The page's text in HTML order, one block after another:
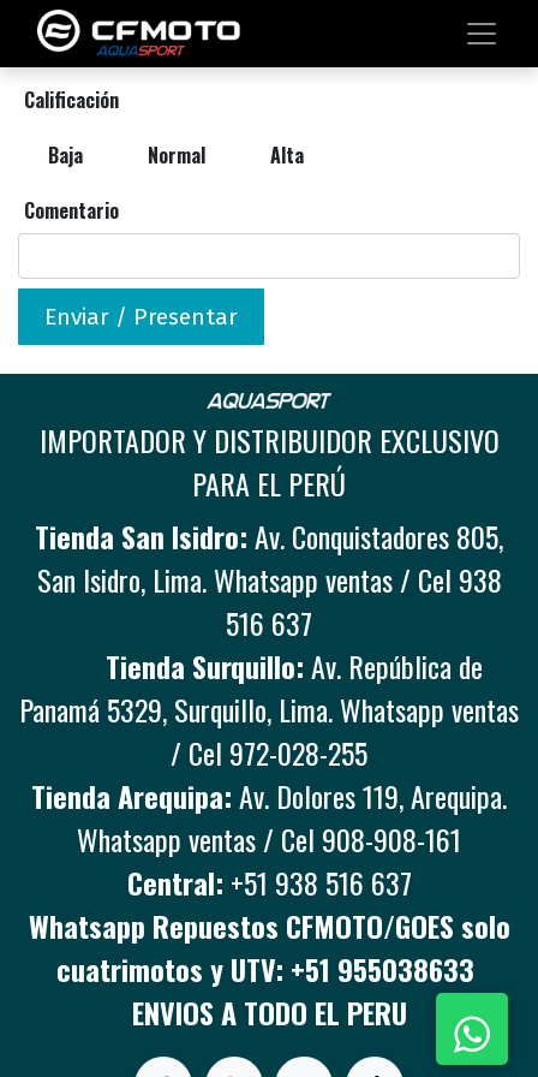
Calificación
Baja
Normal
Alta
Comentario
Enviar / Presentar
IMPORTADOR Y DISTRIBUIDOR EXCLUSIVO
PARA EL PERÚ
Tienda San Isidro:Av. Conquistadores 805,
San Isidro, Lima. Whatsapp ventas / Cel 938
516 637
Tienda Surquillo:Av. República de
Panamá 5329, Surquillo, Lima. Whatsapp ventas
/ Cel 972-028-255
Tienda Arequipa:Av. Dolores 119, Arequipa.
Whatsapp ventas / Cel 908-908-161
Central: +51 938 516 637
Whatsapp Repuestos CFMOTO/GOES solo
cuatrimotos y UTV: +51 955038633
ENVIOS A TODO EL PERU